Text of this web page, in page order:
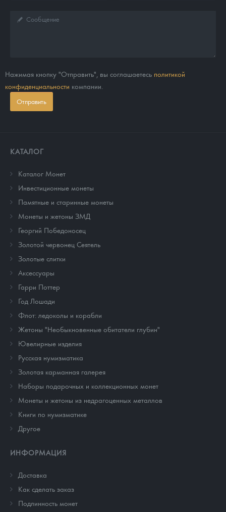
Нажимая кнопку "Отправить", вы соглашаетесь политикой
конфиденциальности компании.
Отправить
КАТАЛОГ
Каталог Монет
Инвестиционные монеты
Памятные и старинные монеты
Монеты и жетоны ЗМД
Георгий Победоносец
Золотой червонец Сеятель
Золотые слитки
Аксессуары
Гарри Поттер
Год Лошади
Флот: ледоколы и корабли
Жетоны "Необыкновенные обитатели глубин"
Ювелирные изделия
Русская нумизматика
Золотая карманная галерея
Наборы подарочных и коллекционных монет
Монеты и жетоны из недрагоценных металлов
Книги по нумизматике
Другое
ИНФОРМАЦИЯ
Доставка
Как сделать заказ
Подлинность монет